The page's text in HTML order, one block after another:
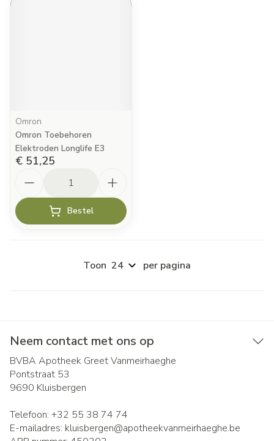
Omron
Omron Toebehoren
Elektroden Longlife E3
€ 51,25
Bestel
Toon per pagina
Neem contact met ons op
BVBA Apotheek Greet Vanmeirhaeghe
Pontstraat 53
9690 Kluisbergen
Telefoon: +32 55 38 74 74
E-mailadres: kluisbergen@apotheekvanmeirhaeghe.be